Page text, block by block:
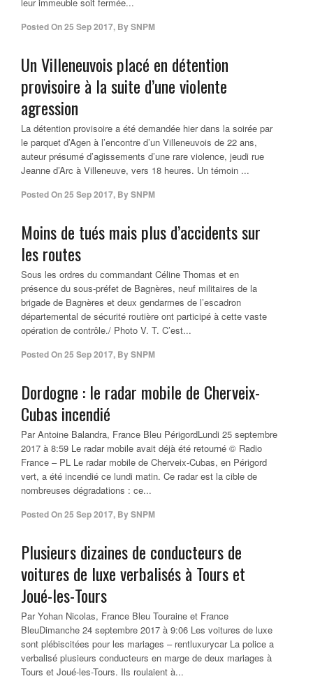
Posted On25 Sep 2017, BySNPM
Un Villeneuvois placé en détention
provisoire à la suite d’une violente
agression
La détention provisoire a été demandée hier dans la soirée par
le parquet d’Agen à l’encontre d’un Villeneuvois de 22 ans,
auteur présumé d’agissements d’une rare violence, jeudi rue
Jeanne d’Arc à Villeneuve, vers 18 heures. Un témoin ...
Posted On25 Sep 2017, BySNPM
Moins de tués mais plus d’accidents sur
les routes
Sous les ordres du commandant Céline Thomas et en
présence du sous-préfet de Bagnères, neuf militaires de la
brigade de Bagnères et deux gendarmes de l’escadron
départemental de sécurité routière ont participé à cette vaste
opération de contrôle./ Photo V. T. C’est...
Posted On25 Sep 2017, BySNPM
Dordogne : le radar mobile de Cherveix-
Cubas incendié
Par Antoine Balandra, France Bleu PérigordLundi 25 septembre
2017 à 8:59 Le radar mobile avait déjà été retourné © Radio
France – PL Le radar mobile de Cherveix-Cubas, en Périgord
vert, a été incendié ce lundi matin. Ce radar est la cible de
nombreuses dégradations : ce...
Posted On25 Sep 2017, BySNPM
Plusieurs dizaines de conducteurs de
voitures de luxe verbalisés à Tours et
Joué-les-Tours
Par Yohan Nicolas, France Bleu Touraine et France
BleuDimanche 24 septembre 2017 à 9:06 Les voitures de luxe
sont plébiscitées pour les mariages – rentluxurycar La police a
verbalisé plusieurs conducteurs en marge de deux mariages à
Tours et Joué-les-Tours. Ils roulaient à...